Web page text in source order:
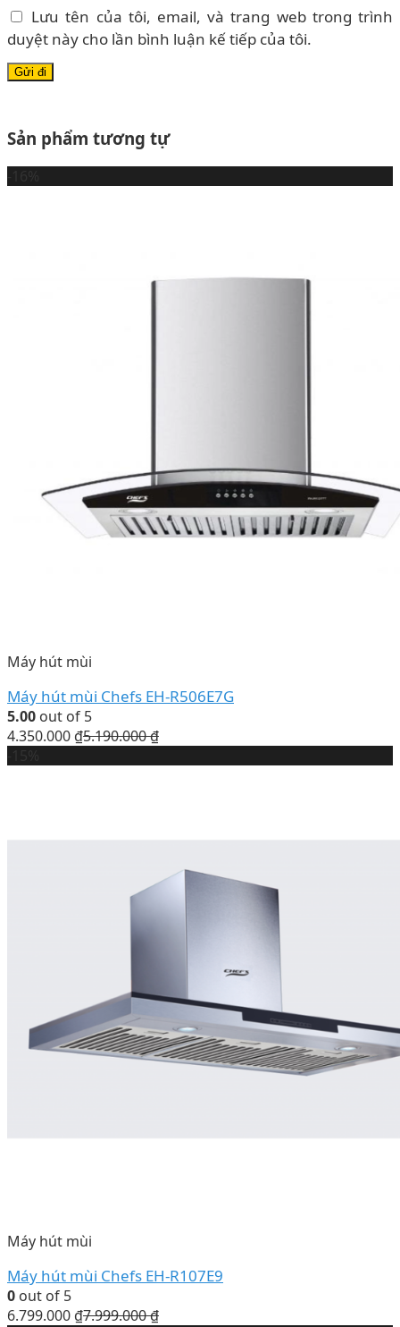
Lưu tên của tôi, email, và trang web trong trình
duyệt này cho lần bình luận kế tiếp của tôi.
Sản phẩm tương tự
Máy hút mùi
Máy hút mùi Chefs EH-R506E7G
5.00 out of 5
4.350.000 ₫5.190.000₫
Máy hút mùi
Máy hút mùi Chefs EH-R107E9
0 out of 5
6.799.000 ₫7.999.000₫